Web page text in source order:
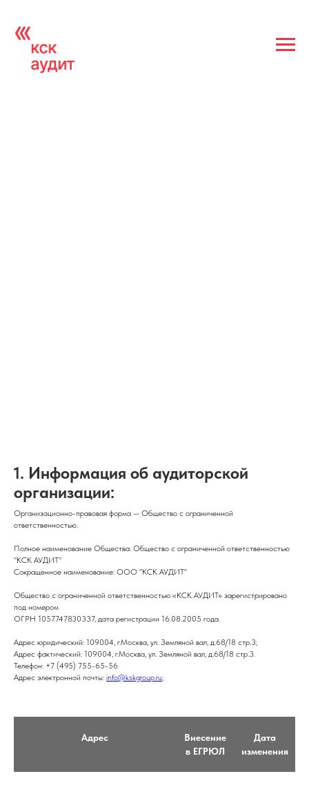
1. Информация об аудиторской
организации:
Организационно-правовая форма — Общество с ограниченной
ответственностью.
Полное наименование Общества: Общество с ограниченной ответственностью
"КСК АУДИТ"
Сокращенное наименование: ООО "КСК АУДИТ"
Общество с ограниченной ответственностью «КСК АУДИТ» зарегистрировано
под номером
ОГРН 1057747830337, дата регистрации 16.08.2005 года.
Адрес юридический: 109004, г.Москва, ул. Земляной вал, д.68/18 стр.3;
Адрес фактический: 109004, г.Москва, ул. Земляной вал, д.68/18 стр.3.
Телефон: +7 (495) 755-65-56
Адрес электронной почты: info@kskgroup.ru;
Адрес
Внесение
в ЕГРЮЛ
Дата
изменения